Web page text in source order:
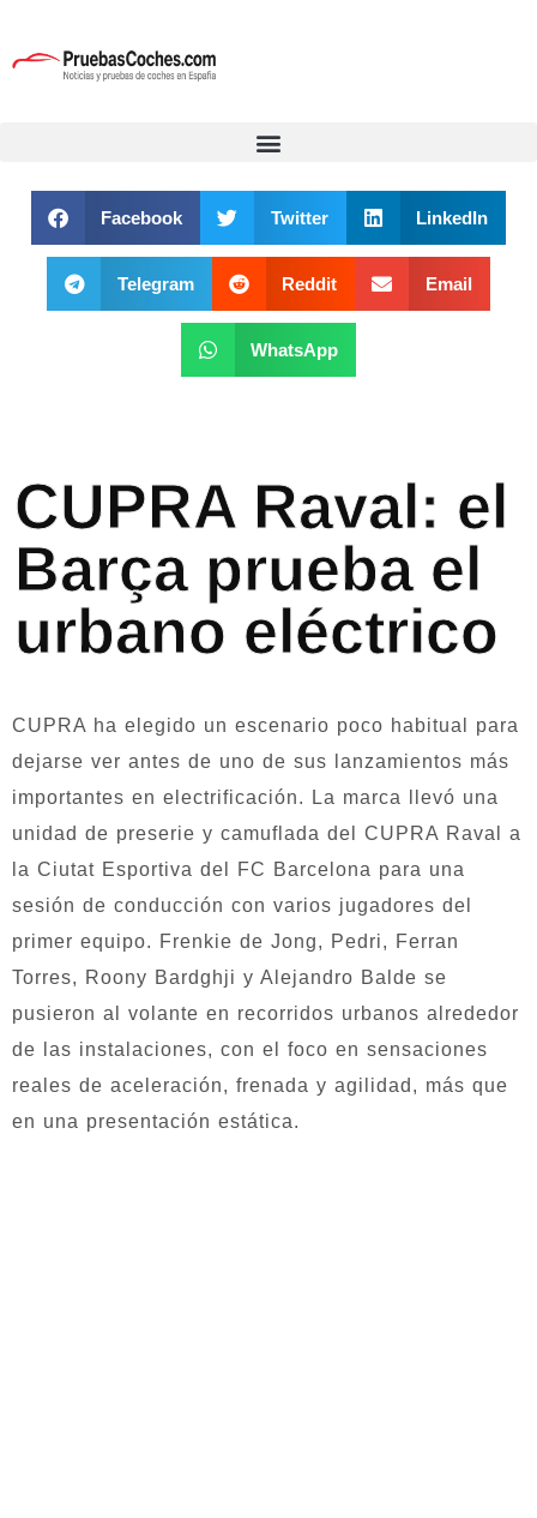
Facebook Twitter LinkedIn
Telegram Reddit Email
WhatsApp
CUPRA Raval: el
Barça prueba el
urbano eléctrico
CUPRA ha elegido un escenario poco habitual para
dejarse ver antes de uno de sus lanzamientos más
importantes en electrificación. La marca llevó una
unidad de preserie y camuflada del CUPRA Raval a
la Ciutat Esportiva del FC Barcelona para una
sesión de conducción con varios jugadores del
primer equipo. Frenkie de Jong, Pedri, Ferran
Torres, Roony Bardghji y Alejandro Balde se
pusieron al volante en recorridos urbanos alrededor
de las instalaciones, con el foco en sensaciones
reales de aceleración, frenada y agilidad, más que
en una presentación estática.